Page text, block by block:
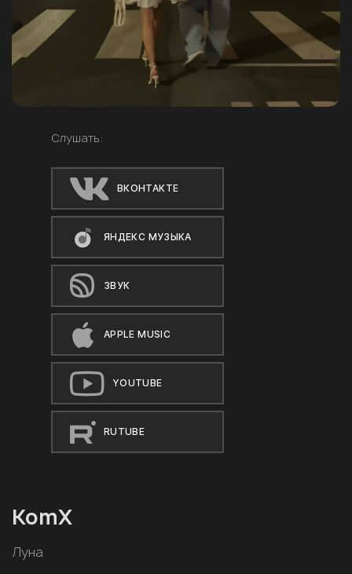
Слушать:
ВКОНТАКТЕ
ЯНДЕКС МУЗЫКА
ЗВУК
APPLE MUSIC
YOUTUBE
RUTUBE
KomX
Луна